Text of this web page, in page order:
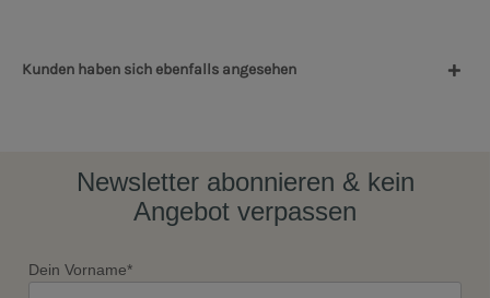
Kunden haben sich ebenfalls angesehen
Newsletter abonnieren & kein
Angebot verpassen
Dein Vorname*